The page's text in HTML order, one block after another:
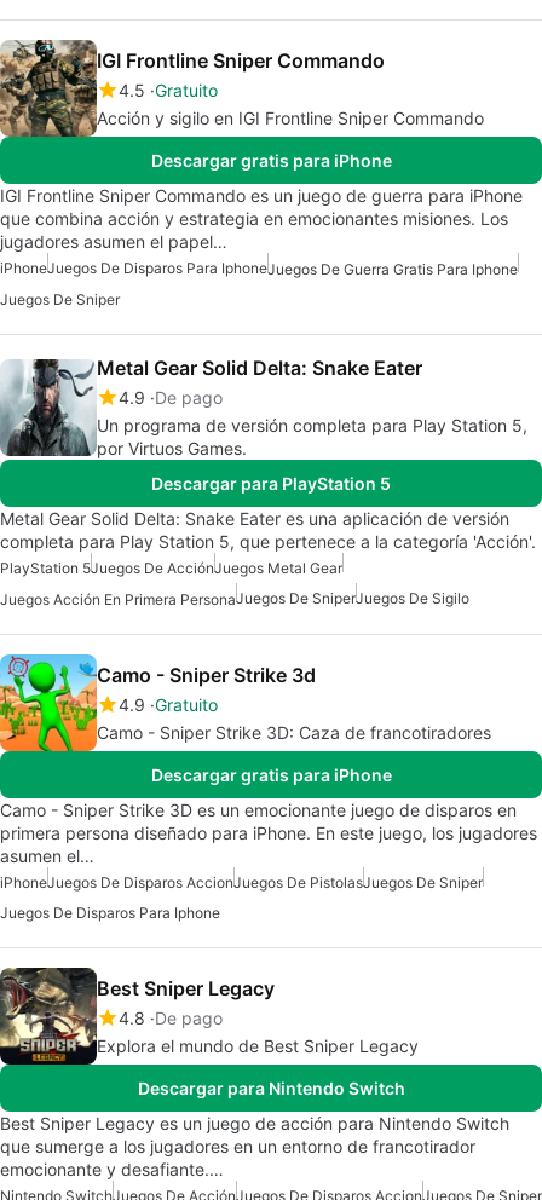
IGI Frontline Sniper Commando
4.5 Gratuito
Acción y sigilo en IGI Frontline Sniper Commando
Descargar gratis para iPhone
IGI Frontline Sniper Commando es un juego de guerra para iPhone
que combina acción y estrategia en emocionantes misiones. Los
jugadores asumen el papel…
iPhoneJuegos De Disparos Para IphoneJuegos De Guerra Gratis Para Iphone
Juegos De Sniper
Metal Gear Solid Delta: Snake Eater
4.9 De pago
Un programa de versión completa para Play Station 5,
por Virtuos Games.
Descargar para PlayStation 5
Metal Gear Solid Delta: Snake Eater es una aplicación de versión
completa para Play Station 5, que pertenece a la categoría 'Acción'.
PlayStation 5Juegos De AcciónJuegos Metal Gear
Juegos Acción En Primera PersonaJuegos De SniperJuegos De Sigilo
Camo - Sniper Strike 3d
4.9 Gratuito
Camo - Sniper Strike 3D: Caza de francotiradores
Descargar gratis para iPhone
Camo - Sniper Strike 3D es un emocionante juego de disparos en
primera persona diseñado para iPhone. En este juego, los jugadores
asumen el…
iPhoneJuegos De Disparos AccionJuegos De PistolasJuegos De Sniper
Juegos De Disparos Para Iphone
Best Sniper Legacy
4.8 De pago
Explora el mundo de Best Sniper Legacy
Descargar para Nintendo Switch
Best Sniper Legacy es un juego de acción para Nintendo Switch
que sumerge a los jugadores en un entorno de francotirador
emocionante y desafiante.…
Nintendo SwitchJuegos De AcciónJuegos De Disparos AccionJuegos De Sniper